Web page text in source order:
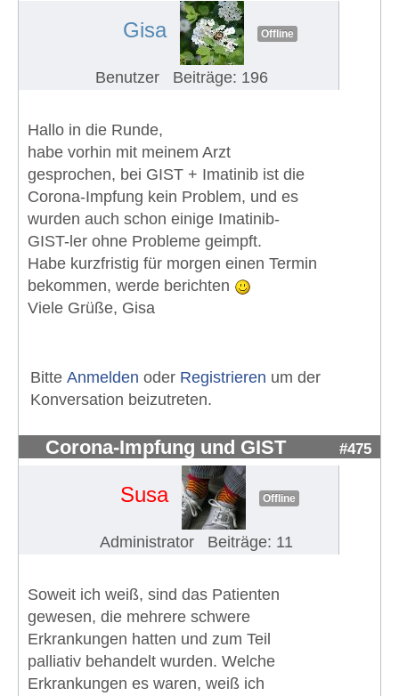
Gisa Offline
Benutzer Beiträge: 196
Hallo in die Runde,
habe vorhin mit meinem Arzt
gesprochen, bei GIST + Imatinib ist die
Corona-Impfung kein Problem, und es
wurden auch schon einige Imatinib-
GIST-ler ohne Probleme geimpft.
Habe kurzfristig für morgen einen Termin
bekommen, werde berichten
Viele Grüße, Gisa
Bitte Anmelden oder Registrieren um der
Konversation beizutreten.
Corona-Impfung und GIST #475
Susa Offline
Administrator Beiträge: 11
Soweit ich weiß, sind das Patienten
gewesen, die mehrere schwere
Erkrankungen hatten und zum Teil
palliativ behandelt wurden. Welche
Erkrankungen es waren, weiß ich